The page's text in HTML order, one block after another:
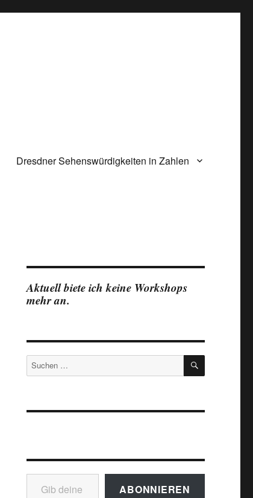
Dresdner Sehenswürdigkeiten in Zahlen
Aktuell biete ich keine Workshops
mehr an.
Suchen
nach:
SUCHEN
Gib deine E-Mail-Adresse ein ...
ABONNIEREN